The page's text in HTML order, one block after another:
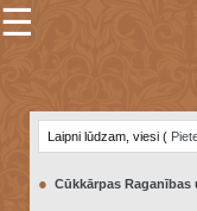
×
☰
Laipni lūdzam, viesi (
● Cūkkārpas